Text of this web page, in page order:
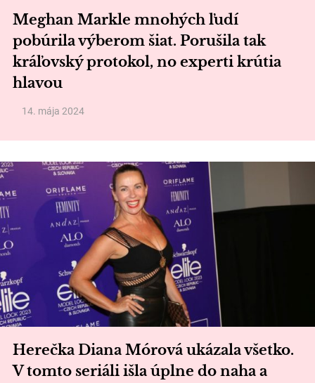
Meghan Markle mnohých ľudí
pobúrila výberom šiat. Porušila tak
kráľovský protokol, no experti krútia
hlavou
14. mája 2024
Herečka Diana Mórová ukázala všetko.
V tomto seriáli išla úplne do naha a